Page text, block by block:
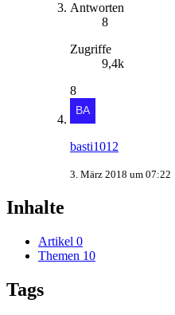
Antworten
8
Zugriffe
9,4k
8
basti1012
3. März 2018 um 07:22
Inhalte
Artikel 0
Themen 10
Tags